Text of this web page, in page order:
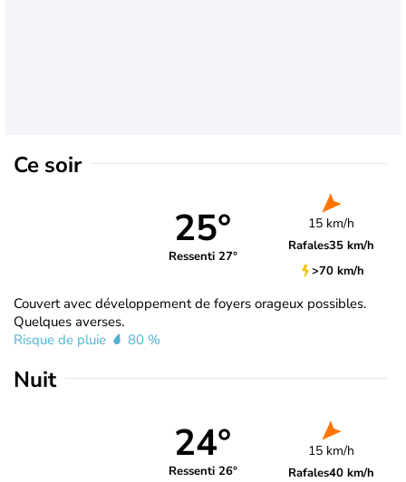
Ce soir
25°
Ressenti 27°
15 km/h
Rafales35 km/h
>70 km/h
Couvert avec développement de foyers orageux possibles.
Quelques averses.
Risque de pluie
80 %
Nuit
24°
Ressenti 26°
15 km/h
Rafales40 km/h